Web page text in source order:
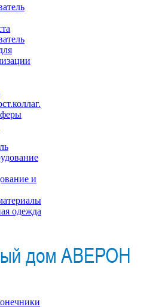
и
одежда